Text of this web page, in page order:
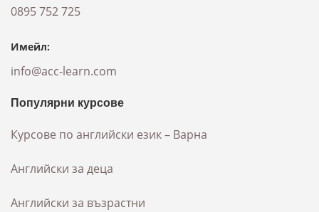
0895 752 725
Имейл:
info@acc-learn.com
Популярни курсове
Курсове по английски език – Варна
Английски за деца
Английски за възрастни